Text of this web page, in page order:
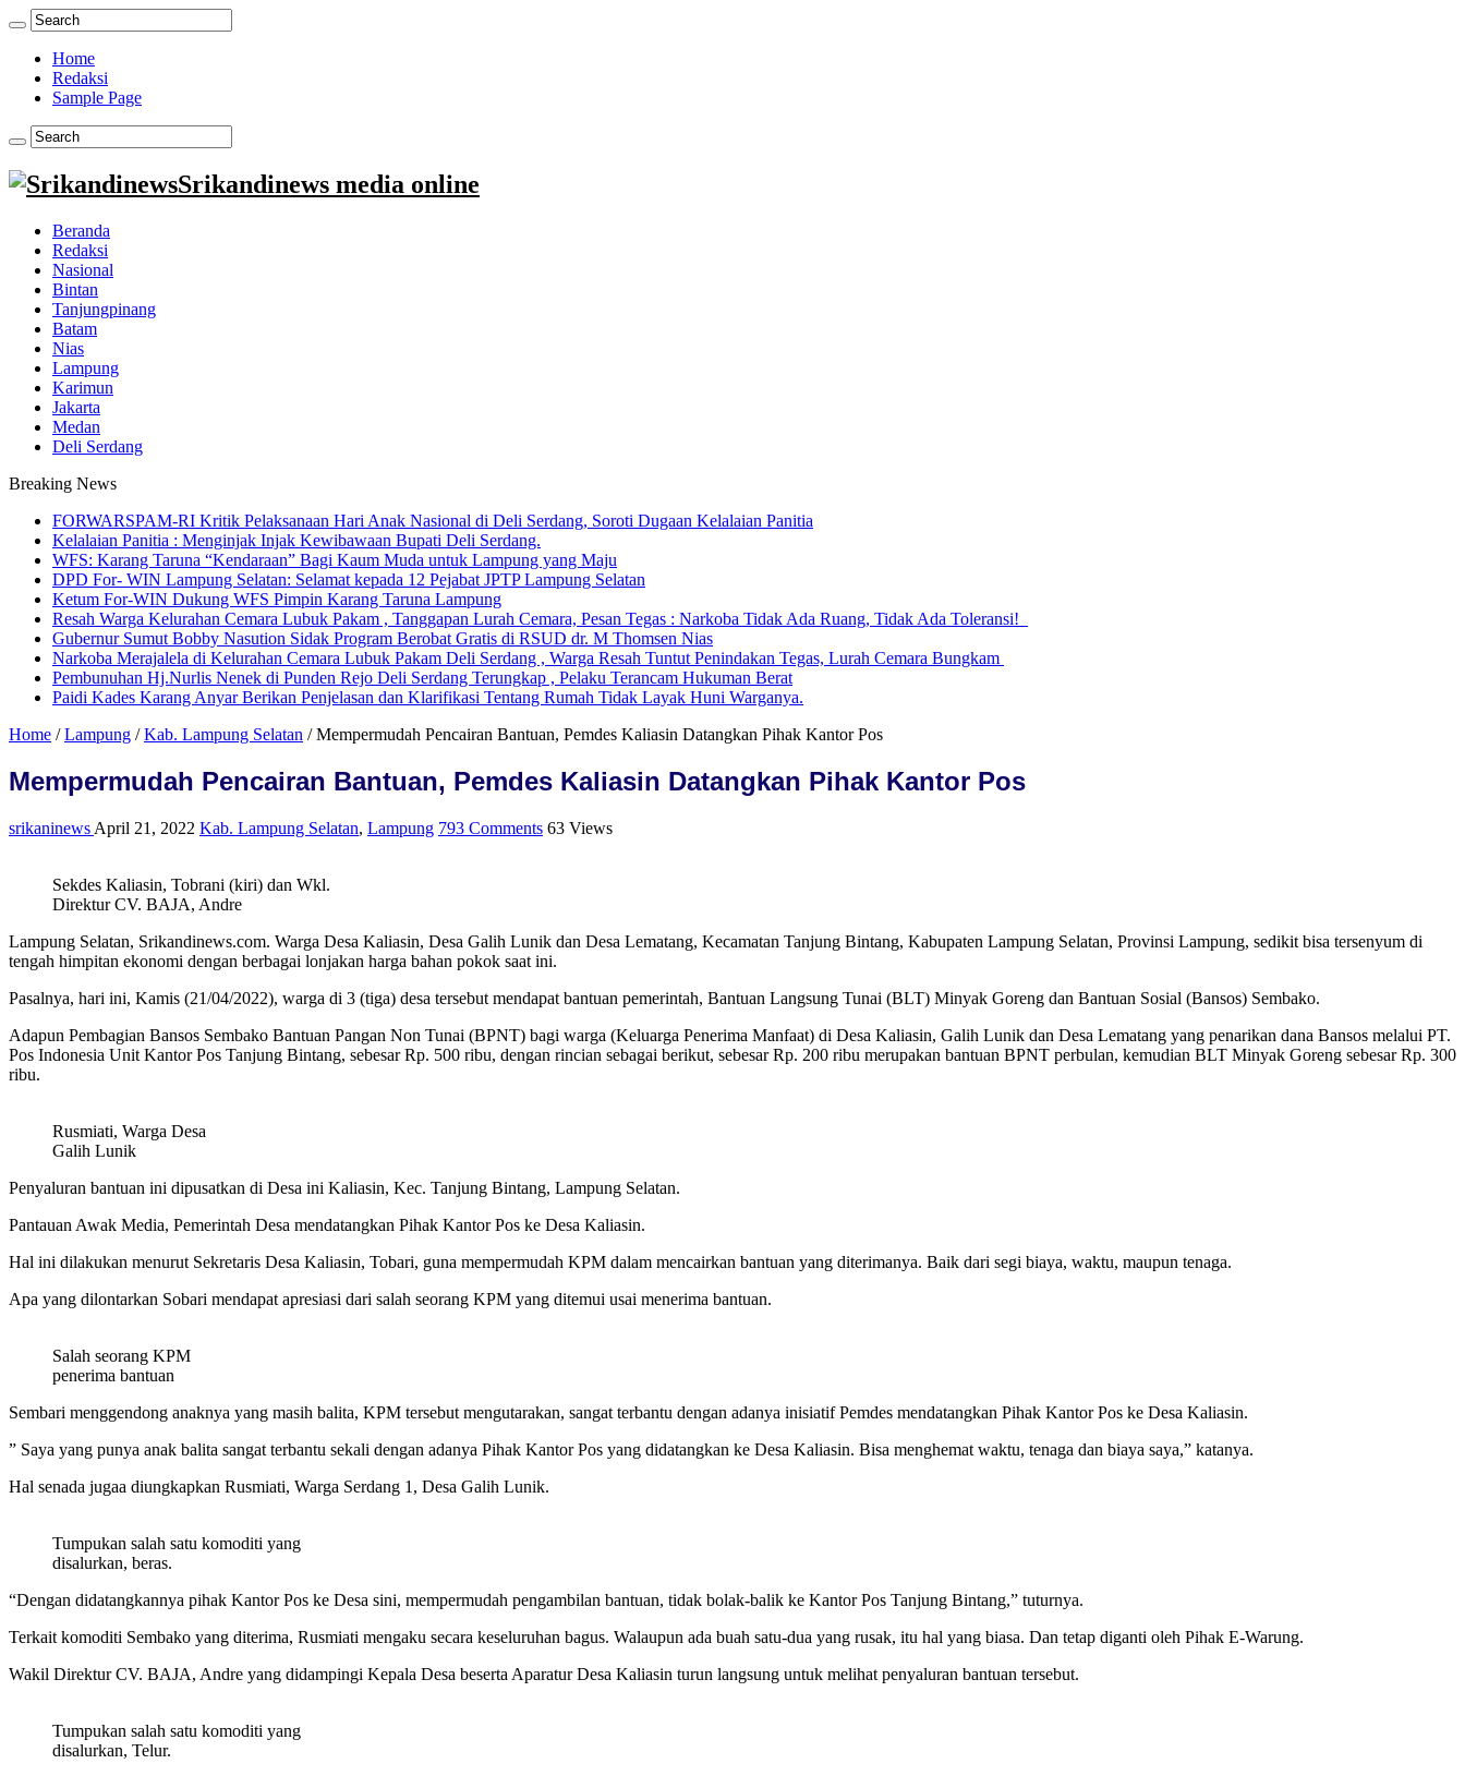
Home
Redaksi
Sample Page
Srikandinews media online
Beranda
Redaksi
Nasional
Bintan
Tanjungpinang
Batam
Nias
Lampung
Karimun
Jakarta
Medan
Deli Serdang
Breaking News
FORWARSPAM-RI Kritik Pelaksanaan Hari Anak Nasional di Deli Serdang, Soroti Dugaan Kelalaian Panitia
Kelalaian Panitia : Menginjak Injak Kewibawaan Bupati Deli Serdang.
WFS: Karang Taruna “Kendaraan” Bagi Kaum Muda untuk Lampung yang Maju
DPD For- WIN Lampung Selatan: Selamat kepada 12 Pejabat JPTP Lampung Selatan
Ketum For-WIN Dukung WFS Pimpin Karang Taruna Lampung
Resah Warga Kelurahan Cemara Lubuk Pakam , Tanggapan Lurah Cemara, Pesan Tegas : Narkoba Tidak Ada Ruang, Tidak Ada Toleransi!
Gubernur Sumut Bobby Nasution Sidak Program Berobat Gratis di RSUD dr. M Thomsen Nias
Narkoba Merajalela di Kelurahan Cemara Lubuk Pakam Deli Serdang , Warga Resah Tuntut Penindakan Tegas, Lurah Cemara Bungkam
Pembunuhan Hj.Nurlis Nenek di Punden Rejo Deli Serdang Terungkap , Pelaku Terancam Hukuman Berat
Paidi Kades Karang Anyar Berikan Penjelasan dan Klarifikasi Tentang Rumah Tidak Layak Huni Warganya.
Home / Lampung / Kab. Lampung Selatan / Mempermudah Pencairan Bantuan, Pemdes Kaliasin Datangkan Pihak Kantor Pos
Mempermudah Pencairan Bantuan, Pemdes Kaliasin Datangkan Pihak Kantor Pos
srikaninews April 21, 2022 Kab. Lampung Selatan, Lampung 793 Comments 63 Views
Sekdes Kaliasin, Tobrani (kiri) dan Wkl.
Direktur CV. BAJA, Andre
Lampung Selatan, Srikandinews.com. Warga Desa Kaliasin, Desa Galih Lunik dan Desa Lematang, Kecamatan Tanjung Bintang, Kabupaten Lampung Selatan, Provinsi Lampung, sedikit bisa tersenyum di
tengah himpitan ekonomi dengan berbagai lonjakan harga bahan pokok saat ini.
Pasalnya, hari ini, Kamis (21/04/2022), warga di 3 (tiga) desa tersebut mendapat bantuan pemerintah, Bantuan Langsung Tunai (BLT) Minyak Goreng dan Bantuan Sosial (Bansos) Sembako.
Adapun Pembagian Bansos Sembako Bantuan Pangan Non Tunai (BPNT) bagi warga (Keluarga Penerima Manfaat) di Desa Kaliasin, Galih Lunik dan Desa Lematang yang penarikan dana Bansos melalui PT.
Pos Indonesia Unit Kantor Pos Tanjung Bintang, sebesar Rp. 500 ribu, dengan rincian sebagai berikut, sebesar Rp. 200 ribu merupakan bantuan BPNT perbulan, kemudian BLT Minyak Goreng sebesar Rp. 300
ribu.
Rusmiati, Warga Desa
Galih Lunik
Penyaluran bantuan ini dipusatkan di Desa ini Kaliasin, Kec. Tanjung Bintang, Lampung Selatan.
Pantauan Awak Media, Pemerintah Desa mendatangkan Pihak Kantor Pos ke Desa Kaliasin.
Hal ini dilakukan menurut Sekretaris Desa Kaliasin, Tobari, guna mempermudah KPM dalam mencairkan bantuan yang diterimanya. Baik dari segi biaya, waktu, maupun tenaga.
Apa yang dilontarkan Sobari mendapat apresiasi dari salah seorang KPM yang ditemui usai menerima bantuan.
Salah seorang KPM
penerima bantuan
Sembari menggendong anaknya yang masih balita, KPM tersebut mengutarakan, sangat terbantu dengan adanya inisiatif Pemdes mendatangkan Pihak Kantor Pos ke Desa Kaliasin.
” Saya yang punya anak balita sangat terbantu sekali dengan adanya Pihak Kantor Pos yang didatangkan ke Desa Kaliasin. Bisa menghemat waktu, tenaga dan biaya saya,” katanya.
Hal senada jugaa diungkapkan Rusmiati, Warga Serdang 1, Desa Galih Lunik.
Tumpukan salah satu komoditi yang
disalurkan, beras.
“Dengan didatangkannya pihak Kantor Pos ke Desa sini, mempermudah pengambilan bantuan, tidak bolak-balik ke Kantor Pos Tanjung Bintang,” tuturnya.
Terkait komoditi Sembako yang diterima, Rusmiati mengaku secara keseluruhan bagus. Walaupun ada buah satu-dua yang rusak, itu hal yang biasa. Dan tetap diganti oleh Pihak E-Warung.
Wakil Direktur CV. BAJA, Andre yang didampingi Kepala Desa beserta Aparatur Desa Kaliasin turun langsung untuk melihat penyaluran bantuan tersebut.
Tumpukan salah satu komoditi yang
disalurkan, Telur.